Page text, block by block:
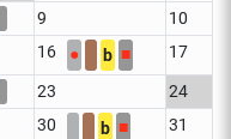
9
10
16 ● b ■ 17
23
24
30 b ■ 31